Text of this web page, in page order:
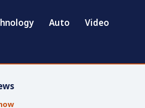
Auto Video